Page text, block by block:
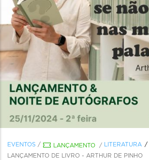
EVENTOS / LANÇAMENTO /
LITERATURA
LANÇAMENTO DE LIVRO - ARTHUR DE PINHO